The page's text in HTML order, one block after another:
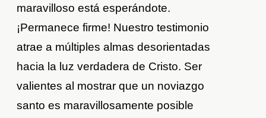
maravilloso está esperándote.
¡Permanece firme! Nuestro testimonio
atrae a múltiples almas desorientadas
hacia la luz verdadera de Cristo. Ser
valientes al mostrar que un noviazgo
santo es maravillosamente posible